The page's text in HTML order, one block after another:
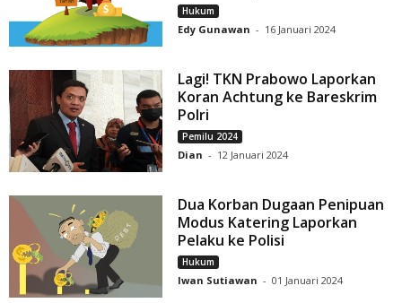
Hukum
Edy Gunawan - 16 Januari 2024
Lagi! TKN Prabowo Laporkan
Koran Achtung ke Bareskrim
Polri
Pemilu 2024
Dian - 12 Januari 2024
Dua Korban Dugaan Penipuan
Modus Katering Laporkan
Pelaku ke Polisi
Hukum
Iwan Sutiawan - 01 Januari 2024